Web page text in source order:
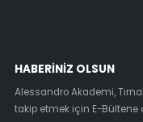
HABERINIZ OLSUN
Alessandro Akademi,
takip etmek için E-Bültene